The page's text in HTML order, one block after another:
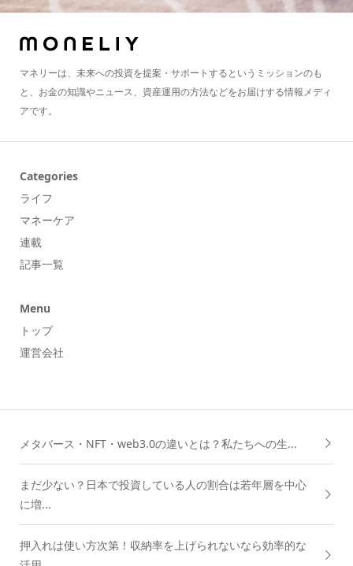
マネリーは、未来への投資を提案・サポートするというミッションのも
と、お金の知識やニュース、資産運用の方法などをお届けする情報メディ
アです。
Categories
ライフ
マネーケア
連載
記事一覧
Menu
トップ
運営会社
メタバース・NFT・web3.0の違いとは？私たちへの生...
まだ少ない？日本で投資している人の割合は若年層を中心
に増...
押入れは使い方次第！収納率を上げられないなら効率的な